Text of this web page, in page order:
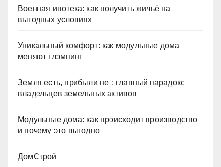
Военная ипотека: как получить жильё на
выгодных условиях
Уникальный комфорт: как модульные дома
меняют глэмпинг
Земля есть, прибыли нет: главный парадокс
владельцев земельных активов
Модульные дома: как происходит производство
и почему это выгодно
ДомСтрой